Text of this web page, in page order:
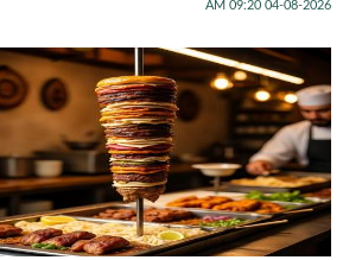
04-08-2026 09:20 AM